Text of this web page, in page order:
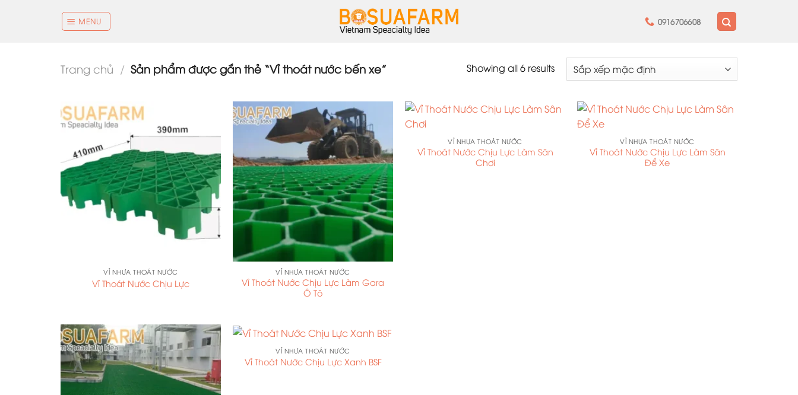
MENU 0916706608
Trang chủ / Sản phẩm được gắn thẻ “Vỉ thoát nước bến xe” Showing all 6 results
VỈ NHỰA THOÁT NƯỚC
Vỉ Thoát Nước Chịu Lực
VỈ NHỰA THOÁT NƯỚC
Vỉ Thoát Nước Chịu Lực Làm Gara
Ô Tô
VỈ NHỰA THOÁT NƯỚC
Vỉ Thoát Nước Chịu Lực Làm Sân
Chơi
VỈ NHỰA THOÁT NƯỚC
Vỉ Thoát Nước Chịu Lực Làm Sân
Để Xe
VỈ NHỰA THOÁT NƯỚC
Vỉ Thoát Nước Chịu Lực Xanh BSF